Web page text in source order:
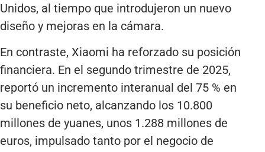
Unidos, al tiempo que introdujeron un nuevo
diseño y mejoras en la cámara.
En contraste, Xiaomi ha reforzado su posición
financiera. En el segundo trimestre de 2025,
reportó un incremento interanual del 75 % en
su beneficio neto, alcanzando los 10.800
millones de yuanes, unos 1.288 millones de
euros, impulsado tanto por el negocio de